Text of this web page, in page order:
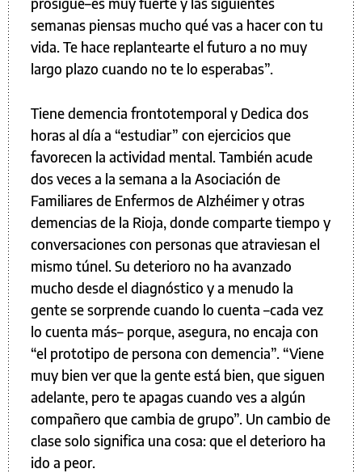
semanas piensas mucho qué vas a hacer con tu
vida. Te hace replantearte el futuro a no muy
largo plazo cuando no te lo esperabas”.
Tiene demencia frontotemporal y Dedica dos
horas al día a “estudiar” con ejercicios que
favorecen la actividad mental. También acude
dos veces a la semana a la Asociación de
Familiares de Enfermos de Alzhéimer y otras
demencias de la Rioja, donde comparte tiempo y
conversaciones con personas que atraviesan el
mismo túnel. Su deterioro no ha avanzado
mucho desde el diagnóstico y a menudo la
gente se sorprende cuando lo cuenta –cada vez
lo cuenta más– porque, asegura, no encaja con
“el prototipo de persona con demencia”. “Viene
muy bien ver que la gente está bien, que siguen
adelante, pero te apagas cuando ves a algún
compañero que cambia de grupo”. Un cambio de
clase solo significa una cosa: que el deterioro ha
ido a peor.